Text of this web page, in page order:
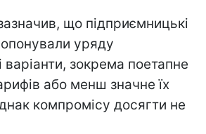
що підприємницькі
уряду
варіанти, зокрема поетапне
або менш значне їх
компромісу досягти не